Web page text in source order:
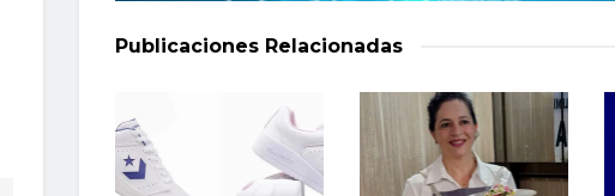
Publicaciones Relacionadas